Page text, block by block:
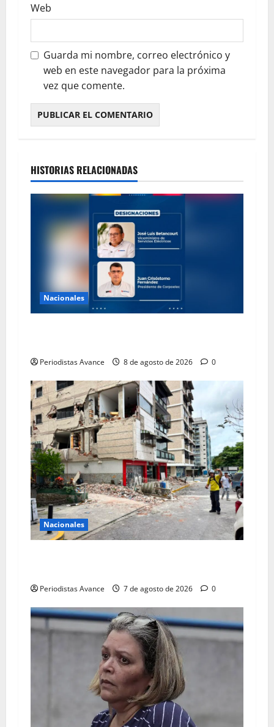
Web
Guarda mi nombre, correo electrónico y
web en este navegador para la próxima
vez que comente.
HISTORIAS RELACIONADAS
Nacionales
Periodistas Avance 8 de agosto de 2026 0
Nacionales
Periodistas Avance 7 de agosto de 2026 0